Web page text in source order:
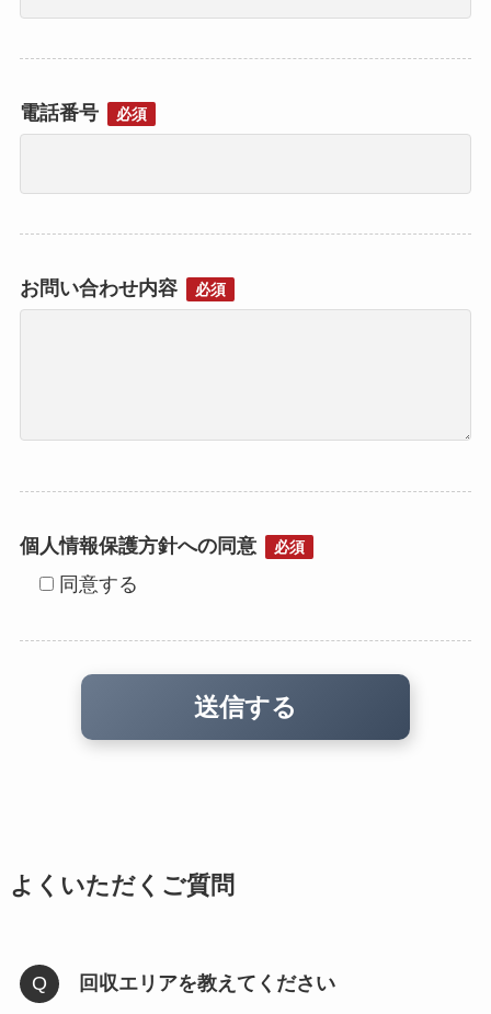
電話番号 必須
お問い合わせ内容 必須
個人情報保護方針への同意 必須
同意する
よくいただくご質問
回収エリアを教えてください